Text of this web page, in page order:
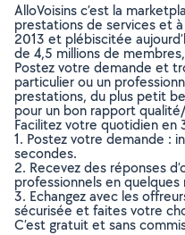
AlloVoisins c’est la
prestations de services et
2013 et plébiscitée
de 4,5 millions de
Postez votre demande et
particulier ou un
prestations, du plus petit
pour un bon rapport
Facilitez votre quotidien en
1. Postez votre demande :
secondes.
2. Recevez des réponses
professionnels en quelques
3. Echangez avec les
sécurisée et faites votre
C’est gratuit et sans